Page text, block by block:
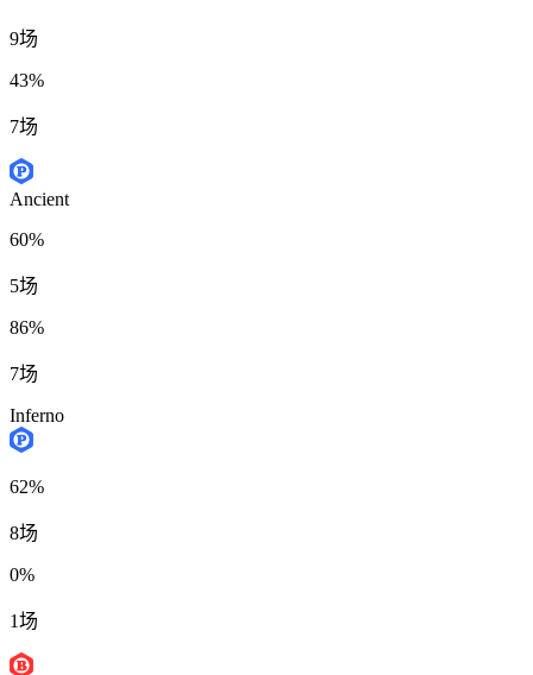
9场
43%
7场
Ancient
60%
5场
86%
7场
Inferno
62%
8场
0%
1场